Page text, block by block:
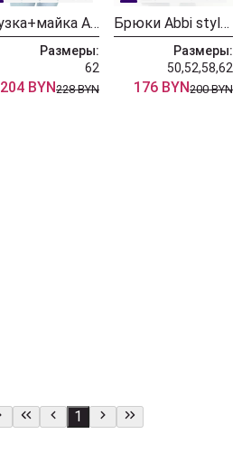
Блузка+майка Abbi style 5028 белый в зеленый горошек
Размеры:
62
204 BYN228 BYN
Брюки Abbi style 2007 черный
Размеры:
50,52,58,62
176 BYN200 BYN
1